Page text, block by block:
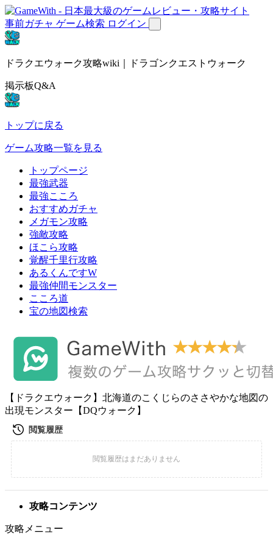
事前ガチャ ゲーム検索 ログイン
ドラクエウォーク攻略wiki｜ドラゴンクエストウォーク
掲示板Q&A
トップに戻る
ゲーム攻略一覧を見る
トップページ
最強武器
最強こころ
おすすめガチャ
メガモン攻略
強敵攻略
ほこら攻略
覚醒千里行攻略
あるくんですW
最強仲間モンスター
こころ道
宝の地図検索
【ドラクエウォーク】北海道のこくじらのささやかな地図の
出現モンスター【DQウォーク】
攻略コンテンツ
攻略メニュー